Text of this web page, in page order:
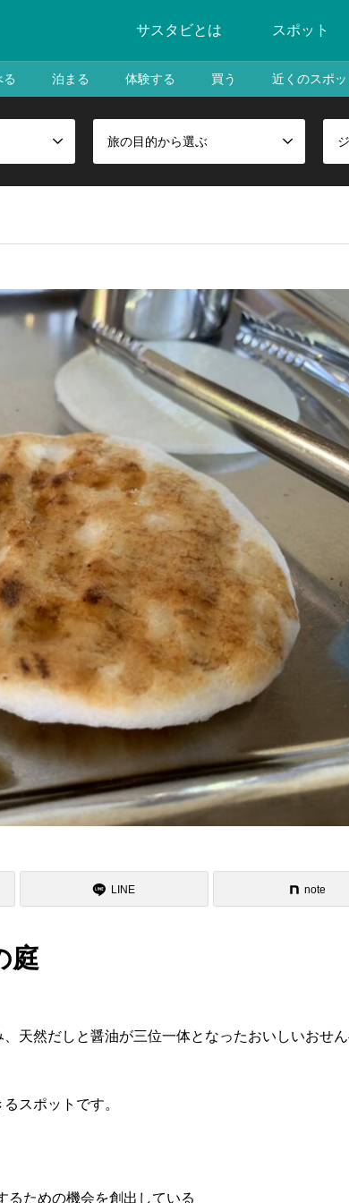
サスタビとは スポット
る 泊まる 体験する 買う 近くのスポッ
旅の目的から選ぶ
LINE note
庭
天然だしと醤油が三位一体となったおいしいおせ
スポットです。
るための機会を創出している